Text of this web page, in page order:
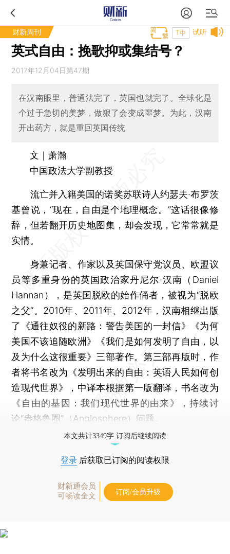
财新周刊 试听
T中
英式自由：挽歌抑或集结号？
2017年12月04日第47期
在汉南眼里，普通法完了，英国也就完了。全球化是
个过于急切的美梦，做狠了会变成噩梦。为此，汉南
开出药方，就是重回英国传统
文｜萧瀚
中国政法大学副教授
流亡并入籍美国的诺奖苏联诗人约瑟夫·布罗茨
基曾说，“现在，自由是个地理概念。”这话很像修
辞，但若翻开历史地图集，却会发现，它常常就是
实情。
身兼记者、作家以及英国保守党议员、欧盟议
员等多重身份的英国政治家丹尼尔·汉南（Daniel
Hannan），是英国脱欧的始作俑者，被视为“脱欧
之父”。2010年、2011年、2012年，汉南相继出版
了《通往奴役的新路：警告美国的一封信》《为何
美国不该追随欧洲》《我们是如何发明了自由，以
及为什么这很重要》三部著作。第三部再版时，作
者将书名改为《发明出来的自由：英语人民如何创
造现代世界》，中译本根据第一版翻译，书名改为
《自由的基因：我们现代世界的由来》，持续讨
论“盎格鲁圈”（Anglosphere）问题。
本文共计3349字 订阅后继续阅读
登录 后获取已订阅的阅读权限
财新通会员
可畅读全文
订阅/会员升级